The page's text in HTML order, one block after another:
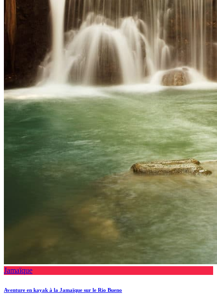
Jamaïque
Aventure en kayak à la Jamaïque sur le Rio Bueno